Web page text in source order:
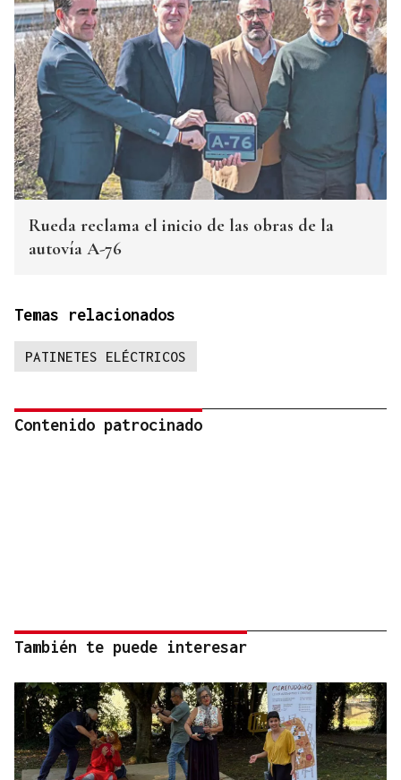
Rueda reclama el inicio de las obras de la
autovía A-76
Temas relacionados
PATINETES ELÉCTRICOS
Contenido patrocinado
También te puede interesar